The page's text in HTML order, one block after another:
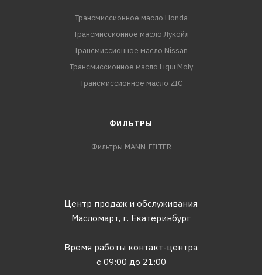
Трансмиссионное масло Honda
Трансмиссионное масло Лукойл
Трансмиссионное масло Nissan
Трансмиссионное масло Liqui Moly
Трансмиссионное масло ZIC
ФИЛЬТРЫ
Фильтры MANN-FILTER
Центр продаж и обслуживания
Масломарт, г. Екатеринбург
Время работы контакт-центра
с 09:00 до 21:00